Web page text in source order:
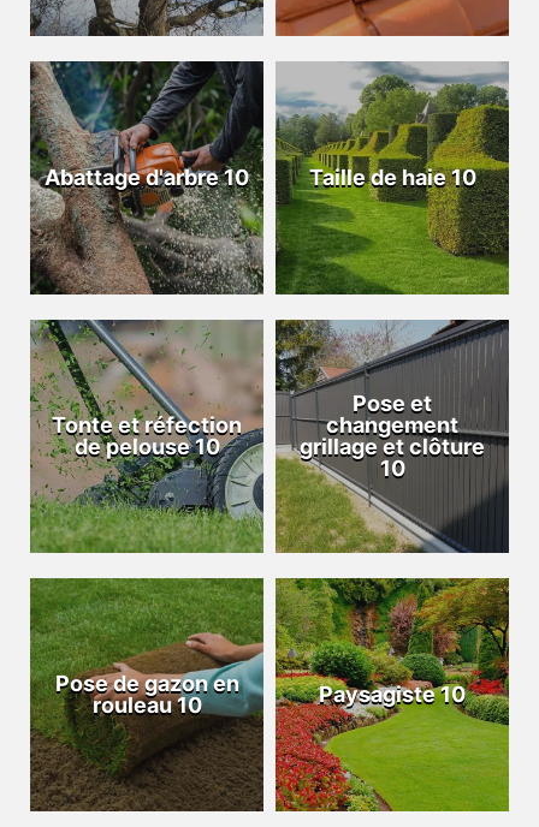
Abattage d'arbre 10 Taille de haie 10
Tonte et réfection
de pelouse 10
Pose et
changement
grillage et clôture
10
Pose de gazon en
rouleau 10
Paysagiste 10